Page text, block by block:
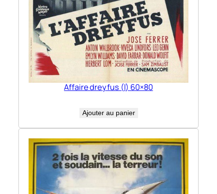
Affaire dreyfus (l) 60×80
Ajouter au panier